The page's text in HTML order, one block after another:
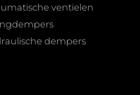
ventielen
dempers